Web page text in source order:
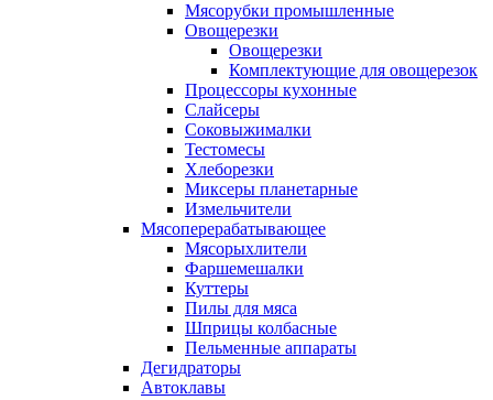
Мясорубки промышленные
Овощерезки
Овощерезки
Комплектующие для овощерезок
Процессоры кухонные
Слайсеры
Соковыжималки
Тестомесы
Хлеборезки
Миксеры планетарные
Измельчители
Мясоперерабатывающее
Мясорыхлители
Фаршемешалки
Куттеры
Пилы для мяса
Шприцы колбасные
Пельменные аппараты
Дегидраторы
Автоклавы